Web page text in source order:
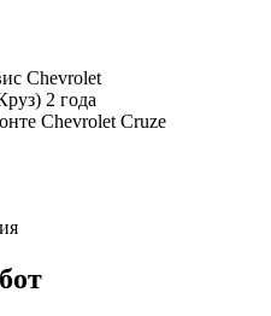
Chevrolet
2 года
Chevrolet Cruze